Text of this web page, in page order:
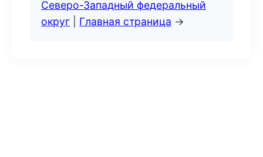
Северо-Западный федеральный
округ
Главная страница →